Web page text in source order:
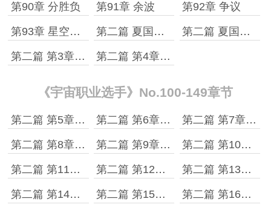
第90章 分胜负 第91章 余波 第92章 争议
第93章 星空榜上的名字 第二篇 夏国枪魔 第1章 星空塔第四层 第二篇 夏国枪魔 第2章 飞行器降临
第二篇 第3章 选择资源 第二篇 第4章 生命尽头的‘轩’
《宇宙职业选手》No.100-149章节
第二篇 第5章 宇宙人类中的传说 第二篇 第6章 闭关 第二篇 第7章 修炼的日子
第二篇 第8章 个人战力面板 第二篇 第9章 虚拟世界的评判 第二篇 第10章 全球交锋
第二篇 第11章 许景明和柳海 第二篇 第12章 初次参战 第二篇 第13章 许景明vs阿兰*艾米连科
第二篇 第14章 星辰滚动 第二篇 第15章 一战成名天下知 第二篇 第16章 全球的天才们